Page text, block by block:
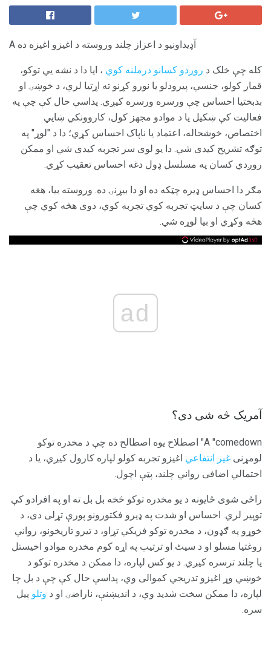
A آډیداونیو د اعزاز چلند وروسته د اغیزو اغیزه ده
کله چې خلک د روږدو کسانو درملنه کوي ، ایا دا د نشه یي توکو،
قمار کولو، جنسي، پیرودلو یا نورو کړنو ته اړتیا لري، د خوښۍ او
بدبختیا احساس چې ورسره ورسره کیږي. پداسې حال کې چې په
فعالیت کې ښکیل یا د موادو مجهز کول، کاروونکي ښايي
اختصاص، خوشحاله، اعتماد یا ناپاک احساس کړي؛ دا د "لوړ" په
توګه تشریح کیدی شي. دا یو لوی سر تجربه کیدی شي او ممکن
روږدي کسان په مسلسل ډول دغه احساس تعقیب کړي.
مګر دا احساس ډیره چټکه ده او دا بیړنۍ ده. وروسته بیا، هغه
کسان چې د سایټ تجربه کوي تجربه کوي، دوی هڅه کوي چې
هڅه وکړي او بیا لوړه شي.
ad
آمریک څه شی دی؟
A "comedown" اصطلاح یوه اصطالح ده چې د مخدره توکو
لومړنی غیر انتفاعي اغیزو تجربه کولو لپاره کارول کیږي، یا د
احتمالي اضافی رواني چلند، پټې اچول.
راځی شوی ځایونه د یو مخدره توکو څخه بل بل ته او په افرادو کې
توپیر لري. احساس او شدت په ډیرو فکتورونو پورې تړلی دی، د
خوړو په ګډون، د مخدره توکو فزیکي تړاو، د تیرو تاریخونو، رواني
روغتیا مسلو او د سیٹ او ترتیب په اړه کوم مخدره موادو اخیستل
یا چلند ترسره کیږي. د یو کس لپاره، دا ممکن د مخدره توکو د
خوښي وړ اغیزو تدریجي کموالی وي، پداسې حال کې چې د بل چا
لپاره، دا ممکن سخت شدید وي، د اندیښنې، ناراضۍ او د وتلو پیل
سره.